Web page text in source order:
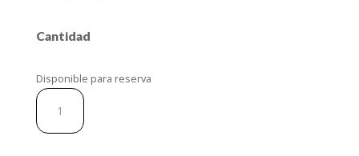
Cantidad
Disponible para reserva
Ecografos
cantidad